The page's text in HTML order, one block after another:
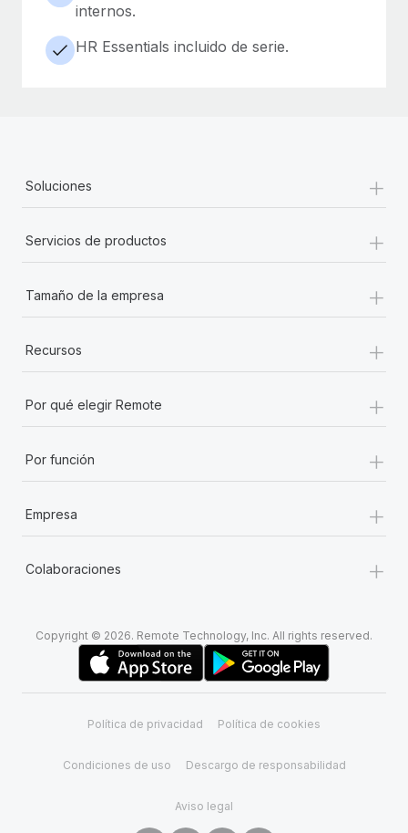
internos.
HR Essentials incluido de serie.
Soluciones +
Servicios de productos +
Tamaño de la empresa +
Recursos +
Por qué elegir Remote +
Por función +
Empresa +
Colaboraciones +
Copyright © 2026. Remote Technology, Inc. All rights reserved.
Política de privacidad Política de cookies
Condiciones de uso Descargo de responsabilidad
Aviso legal